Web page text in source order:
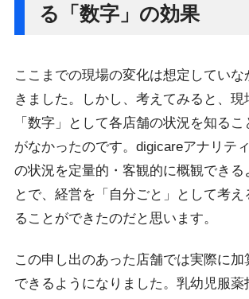
る「数字」の効果
ここまでの現場の変化は想定してい
きました。しかし、考えてみると、現
「数字」として各店舗の状況を知る
がなかったのです。digicareアナリテ
の状況を定量的・客観的に概観できる
とで、経営を「自分ごと」として考
ることができたのだと思います。
この申し出のあった店舗では実際に加
できるようになりました。乳幼児服薬